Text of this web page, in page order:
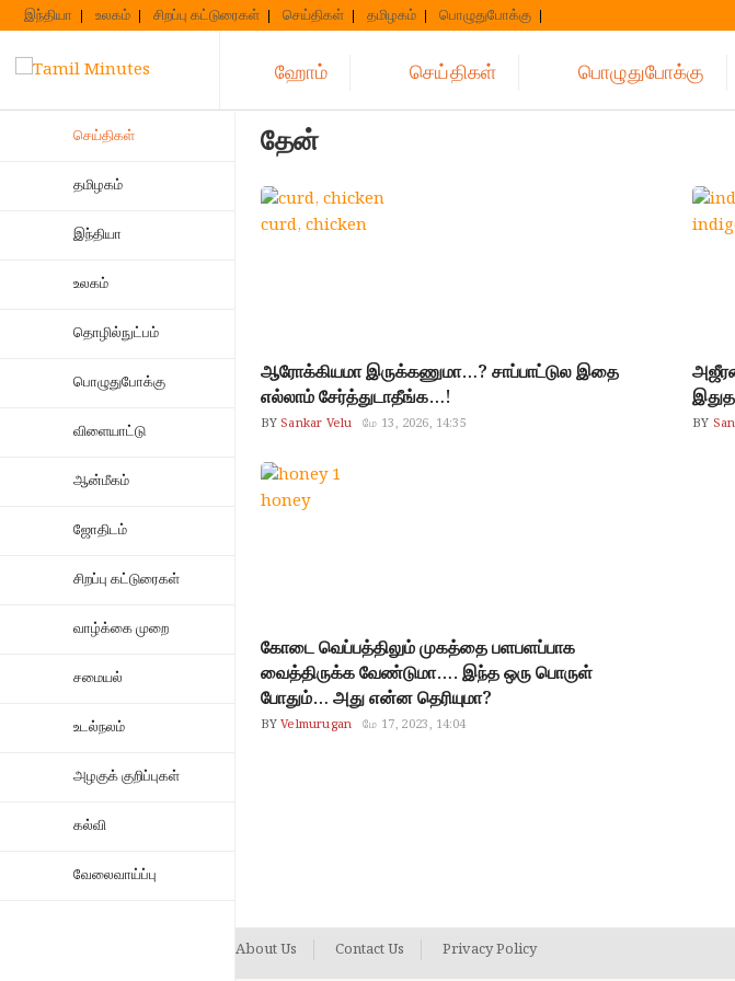
Skip
to
content
இந்தியா உலகம் சிறப்பு கட்டுரைகள் செய்திகள் தமிழகம் பொழுதுபோக்கு
ஹோம் செய்திகள் பொழுதுபோக்கு
செய்திகள்
தமிழகம்
இந்தியா
உலகம்
தொழில்நுட்பம்
பொழுதுபோக்கு
விளையாட்டு
ஆன்மீகம்
ஜோதிடம்
சிறப்பு கட்டுரைகள்
வாழ்க்கை முறை
சமையல்
உடல்நலம்
அழகுக் குறிப்புகள்
கல்வி
வேலைவாய்ப்பு
தேன்
curd, chicken
ஆரோக்கியமா இருக்கணுமா…? சாப்பாட்டுல இதை
எல்லாம் சேர்த்துடாதீங்க…!
BYSankar Velu மே 13, 2026, 14:35 BY
honey
கோடை வெப்பத்திலும் முகத்தை பளபளப்பாக
வைத்திருக்க வேண்டுமா…. இந்த ஒரு பொருள்
போதும்… அது என்ன தெரியுமா?
BYVelmurugan மே 17, 2023, 14:04
About Us Contact Us Privacy Policy